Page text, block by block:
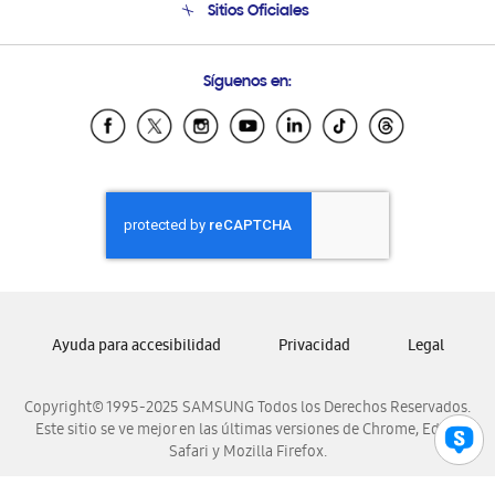
Condiciones de Compra
Soporte vía eMail
Sitios Oficiales
Samsung Ecuador
Samsung El Salvador
Samsung Honduras
Samsung Nicaragua
Samsung Panamá
Samsung Venezuela
Síguenos en:
Copyright© 1995-2025 SAMSUNG Todos los Derechos Reservados.
Este sitio se ve mejor en las últimas versiones de Chrome, Edge,
Safari y Mozilla Firefox.
Ayuda para accesibilidad Privacidad Legal